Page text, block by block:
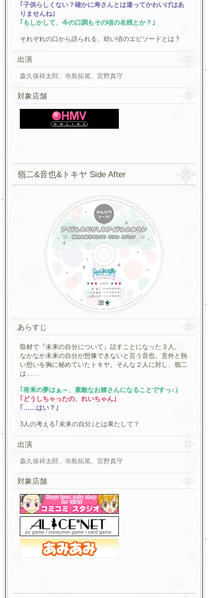
｢子供らしくない？確かに寿さんとは違ってかわいげはあ
りませんね｣
｢もしかして、今の口調もその頃の名残とか？｣
それぞれの口から語られる、幼い頃のエピソードとは？
出演
森久保祥太郎、寺島拓篤、宮野真守
対象店舗
嶺二&音也&トキヤ Side After
あらすじ
取材で『未来の自分について』話すことになった３人。
なかなか未来の自分が想像できないと言う音也、意外と熱
い想いを胸に秘めていたトキヤ。そんな２人に対し、嶺二
は……
｢将来の夢はぁ～、素敵なお婿さんになることですっ♪｣
｢どうしちゃったの、れいちゃん｣
｢……はい？｣
3人の考える｢未来の自分｣とは果たして？
出演
森久保祥太郎、寺島拓篤、宮野真守
対象店舗